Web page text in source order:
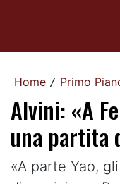
Home / Primo
Alvini: «A
una partita
«A parte Yao,